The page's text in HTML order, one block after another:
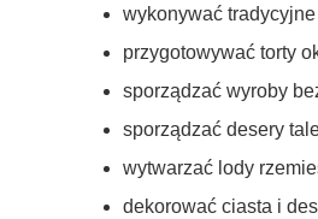
wykonywać
przygotowywać torty
sporządzać wyroby
sporządzać desery
wytwarzać lody
dekorować ciasta i